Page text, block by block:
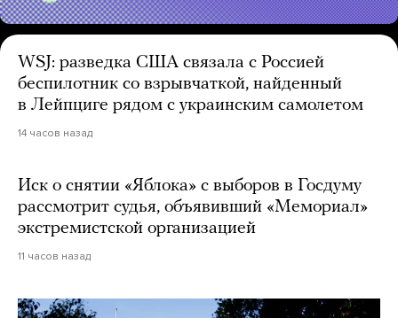
WSJ: разведка США связала с Россией
беспилотник со взрывчаткой, найденный
в Лейпциге рядом с украинским самолетом
14 часов назад
Иск о снятии «Яблока» с выборов в Госдуму
рассмотрит судья, объявивший «Мемориал»
экстремистской организацией
11 часов назад